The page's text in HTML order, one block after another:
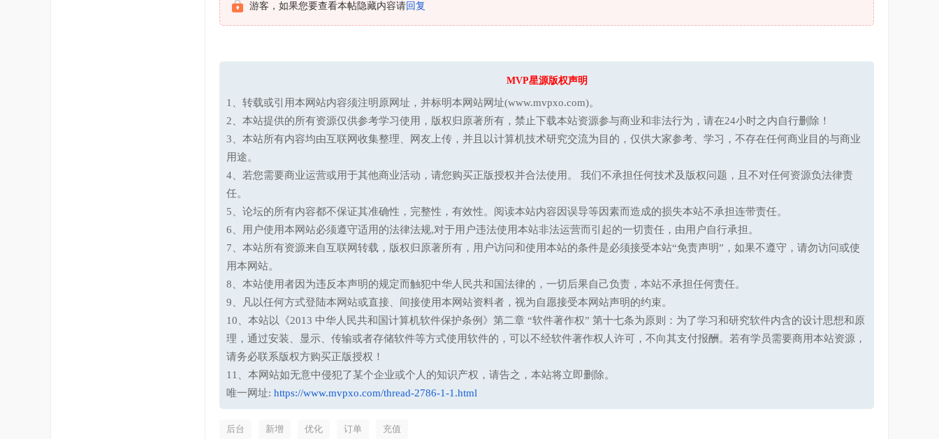
游客，如果您要查看本帖隐藏内容请回复
MVP星源版权声明
1、转载或引用本网站内容须注明原网址，并标明本网站网址(www.mvpxo.com)。
2、本站提供的所有资源仅供参考学习使用，版权归原著所有，禁止下载本站资源参与商业和非法行为，请在24小时之内自行删除！
3、本站所有内容均由互联网收集整理、网友上传，并且以计算机技术研究交流为目的，仅供大家参考、学习，不存在任何商业目的与商业
用途。
4、若您需要商业运营或用于其他商业活动，请您购买正版授权并合法使用。 我们不承担任何技术及版权问题，且不对任何资源负法律责
任。
5、论坛的所有内容都不保证其准确性，完整性，有效性。阅读本站内容因误导等因素而造成的损失本站不承担连带责任。
6、用户使用本网站必须遵守适用的法律法规,对于用户违法使用本站非法运营而引起的一切责任，由用户自行承担。
7、本站所有资源来自互联网转载，版权归原著所有，用户访问和使用本站的条件是必须接受本站“免责声明”，如果不遵守，请勿访问或使
用本网站。
8、本站使用者因为违反本声明的规定而触犯中华人民共和国法律的，一切后果自己负责，本站不承担任何责任。
9、凡以任何方式登陆本网站或直接、间接使用本网站资料者，视为自愿接受本网站声明的约束。
10、本站以《2013 中华人民共和国计算机软件保护条例》第二章 “软件著作权” 第十七条为原则：为了学习和研究软件内含的设计思想和原
理，通过安装、显示、传输或者存储软件等方式使用软件的，可以不经软件著作权人许可，不向其支付报酬。若有学员需要商用本站资源，
请务必联系版权方购买正版授权！
11、本网站如无意中侵犯了某个企业或个人的知识产权，请告之，本站将立即删除。
唯一网址: https://www.mvpxo.com/thread-2786-1-1.html
后台 新增 优化 订单 充值